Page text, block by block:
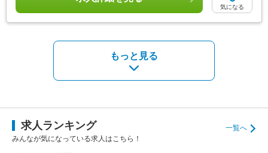
気になる
もっと見る
求人ランキング
一覧へ
みんなが気になっている求人はこちら！